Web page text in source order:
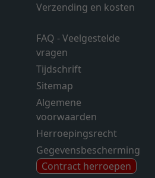
Verzending en kosten
FAQ - Veelgestelde
vragen
Tijdschrift
Sitemap
Algemene
voorwaarden
Herroepingsrecht
Gegevensbescherming
Contract herroepen